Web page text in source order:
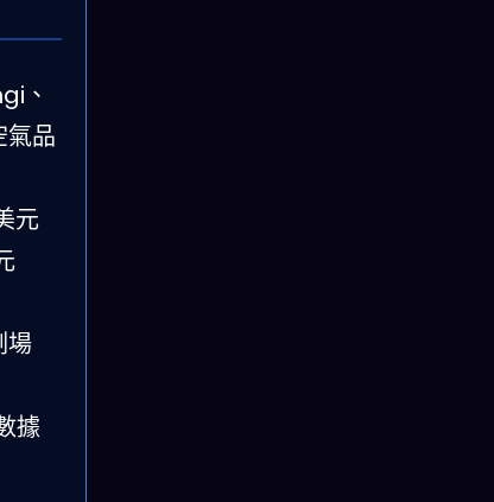
、
品
元
場
據